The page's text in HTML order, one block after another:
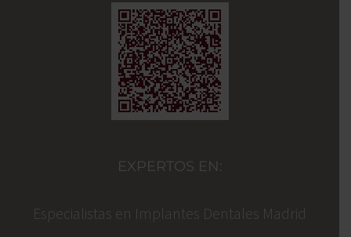
EXPERTOS EN:
Especialistas en Implantes Dentales Madrid